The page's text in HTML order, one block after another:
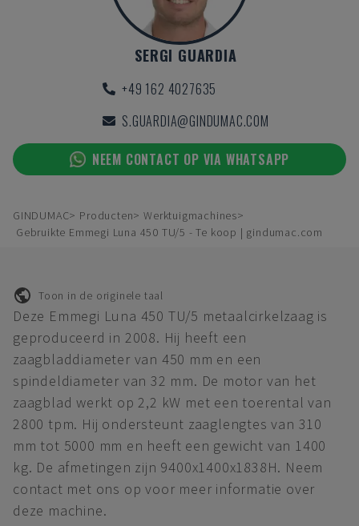
SERGI GUARDIA
+49 162 4027635
S.GUARDIA@GINDUMAC.COM
NEEM CONTACT OP VIA WHATSAPP
GINDUMAC Producten
Werktuigmachines
Gebruikte Emmegi Luna 450 TU/5 - Te koop | gindumac.com
Toon in de originele taal
Deze Emmegi Luna 450 TU/5 metaalcirkelzaag is
geproduceerd in 2008. Hij heeft een
zaagbladdiameter van 450 mm en een
spindeldiameter van 32 mm. De motor van het
zaagblad werkt op 2,2 kW met een toerental van
2800 tpm. Hij ondersteunt zaaglengtes van 310
mm tot 5000 mm en heeft een gewicht van 1400
kg. De afmetingen zijn 9400x1400x1838H. Neem
contact met ons op voor meer informatie over
deze machine.